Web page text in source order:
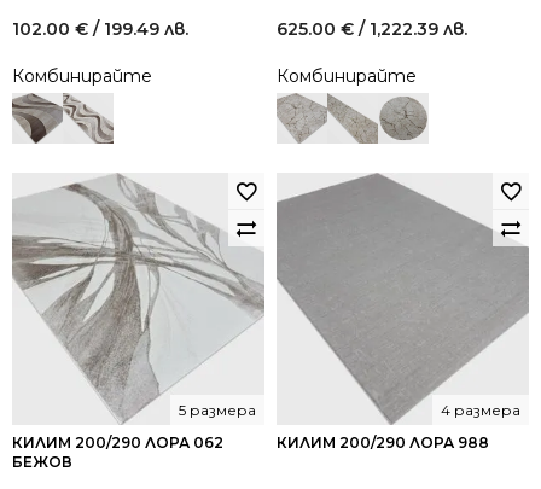
102.00 € / 199.49 лв.
Комбинирайте
625.00 € / 1,222.39 лв.
Комбинирайте
КИЛИМ 200/290 ЛОРА 062
БЕЖОВ
5 размера
КИЛИМ 200/290 ЛОРА 988
4 размера